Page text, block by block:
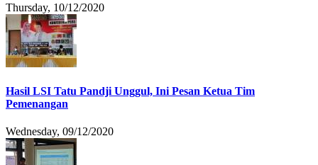
Thursday, 10/12/2020
Hasil LSI Tatu Pandji Unggul, Ini Pesan Ketua Tim
Pemenangan
Wednesday, 09/12/2020